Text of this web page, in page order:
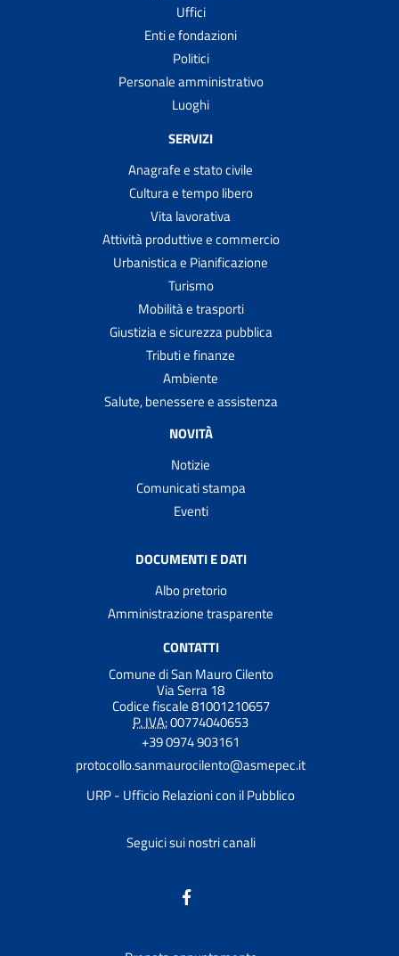
Uffici
Enti e fondazioni
Politici
Personale amministrativo
Luoghi
SERVIZI
Anagrafe e stato civile
Cultura e tempo libero
Vita lavorativa
Attività produttive e commercio
Urbanistica e Pianificazione
Turismo
Mobilità e trasporti
Giustizia e sicurezza pubblica
Tributi e finanze
Ambiente
Salute, benessere e assistenza
NOVITÀ
Notizie
Comunicati stampa
Eventi
DOCUMENTI E DATI
Albo pretorio
Amministrazione trasparente
CONTATTI
Comune di San Mauro Cilento
Via Serra 18
Codice fiscale 81001210657
P. IVA:00774040653
+39 0974 903161
protocollo.sanmaurocilento@asmepec.it
URP - Ufficio Relazioni con il Pubblico
Seguici sui nostri canali